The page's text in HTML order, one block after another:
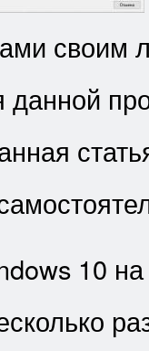
данной
10